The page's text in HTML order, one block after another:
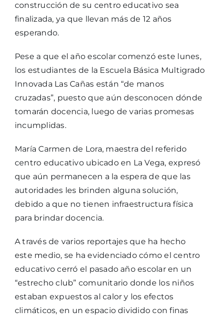
construcción de su centro educativo sea
finalizada, ya que llevan más de 12 años
esperando.
Pese a que el año escolar comenzó este lunes,
los estudiantes de la Escuela Básica Multigrado
Innovada Las Cañas están “de manos
cruzadas”, puesto que aún desconocen dónde
tomarán docencia, luego de varias promesas
incumplidas.
María Carmen de Lora, maestra del referido
centro educativo ubicado en La Vega, expresó
que aún permanecen a la espera de que las
autoridades les brinden alguna solución,
debido a que no tienen infraestructura física
para brindar docencia.
A través de varios reportajes que ha hecho
este medio, se ha evidenciado cómo el centro
educativo cerró el pasado año escolar en un
“estrecho club” comunitario donde los niños
estaban expuestos al calor y los efectos
climáticos, en un espacio dividido con finas